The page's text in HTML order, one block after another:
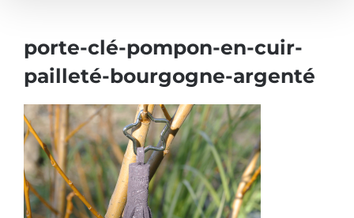
porte-clé-pompon-en-cuir-
pailleté-bourgogne-argenté